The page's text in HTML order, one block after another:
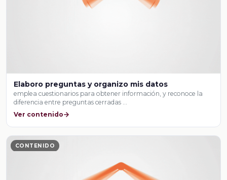
Elaboro preguntas y organizo mis datos
emplea cuestionarios para obtener información, y reconoce la
diferencia entre preguntas cerradas …
Ver contenido
CONTENIDO